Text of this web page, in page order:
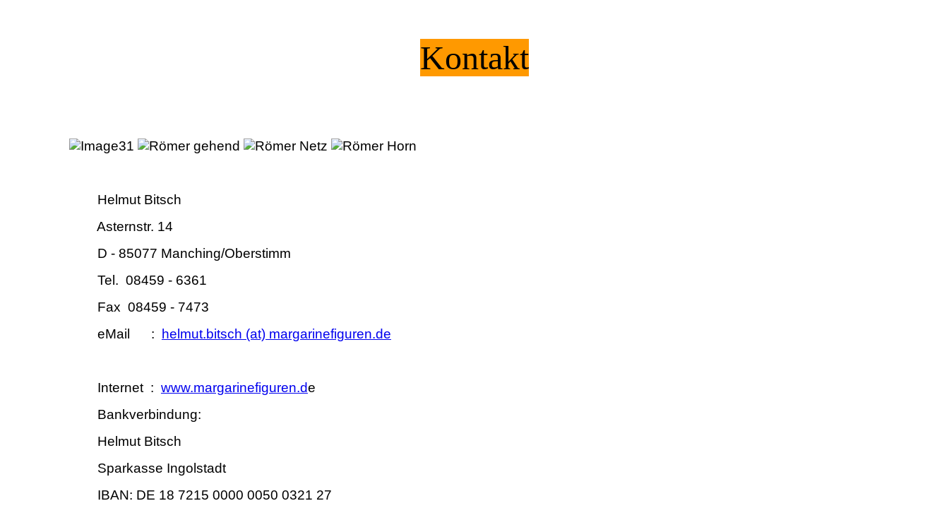
Kontakt
Helmut Bitsch
Asternstr. 14
D - 85077 Manching/Oberstimm
Tel. 08459 - 6361
Fax 08459 - 7473
eMail : helmut.bitsch (at) margarinefiguren.de
Internet : www.margarinefiguren.de
Bankverbindung:
Helmut Bitsch
Sparkasse Ingolstadt
IBAN: DE 18 7215 0000 0050 0321 27